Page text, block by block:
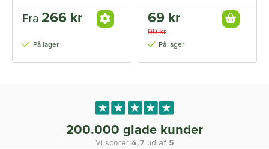
Fra 266 kr
På lager
69 kr
99 kr
På lager
200.000 glade kunder
Vi scorer 4,7 ud af 5